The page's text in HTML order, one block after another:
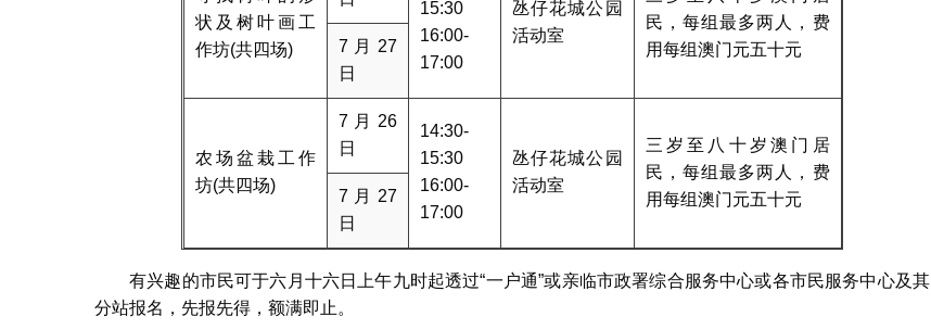
状及树叶画工
作坊(共四场)
15:30
16:00-
17:00
氹仔花城公园
活动室
民，每组最多两人，费
用每组澳门元五十元
7月27
日
农场盆栽工作
坊(共四场)
7月26
日
14:30-
15:30
16:00-
17:00
氹仔花城公园
活动室
三岁至八十岁澳门居
民，每组最多两人，费
用每组澳门元五十元
7月27
日
有兴趣的市民可于六月十六日上午九时起透过“一户通”或亲临市政署综合服务中心或各市民服务中心及其
分站报名，先报先得，额满即止。